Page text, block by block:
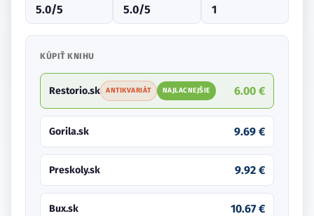
5.0/5 5.0/5 1
KÚPIŤ KNIHU
Restorio.sk ANTIKVARIÁT NAJLACNEJŠIE 6.00 €
Gorila.sk 9.69 €
Preskoly.sk 9.92 €
Bux.sk 10.67 €